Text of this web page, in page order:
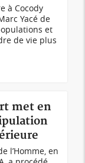
à Cocody
Yacé de
et
de vie plus
met en
l’Homme, en